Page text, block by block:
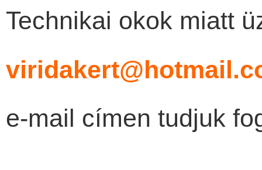
Technikai okok miatt
e-mail címen tudjuk